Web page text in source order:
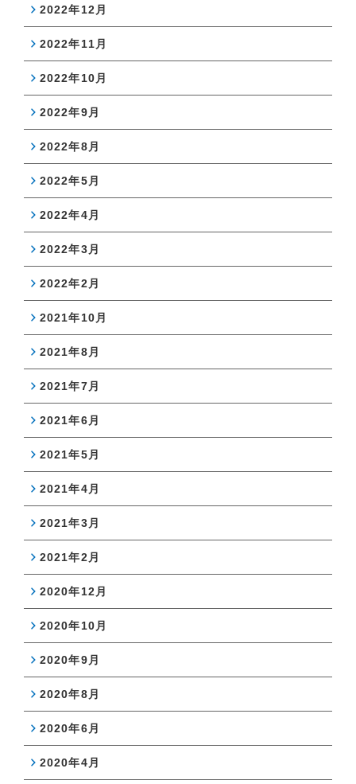
2022年12月
2022年11月
2022年10月
2022年9月
2022年8月
2022年5月
2022年4月
2022年3月
2022年2月
2021年10月
2021年8月
2021年7月
2021年6月
2021年5月
2021年4月
2021年3月
2021年2月
2020年12月
2020年10月
2020年9月
2020年8月
2020年6月
2020年4月